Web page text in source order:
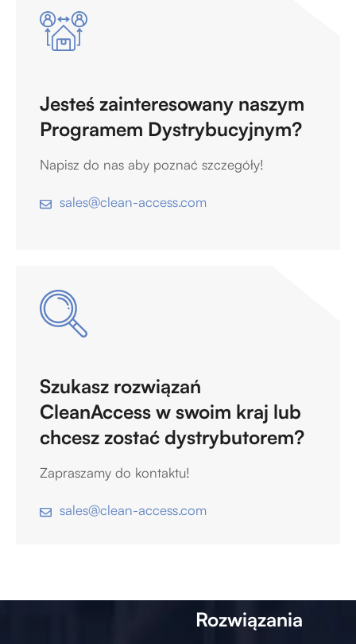
Jesteś zainteresowany naszym
Programem Dystrybucyjnym?
Napisz do nas aby poznać szczegóły!
sales@clean-access.com
Szukasz rozwiązań
CleanAccess w swoim kraj lub
chcesz zostać dystrybutorem?
Zapraszamy do kontaktu!
sales@clean-access.com
Rozwiązania